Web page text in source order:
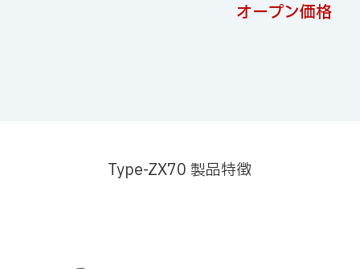
オープン価格
Type-ZX70 製品特徴